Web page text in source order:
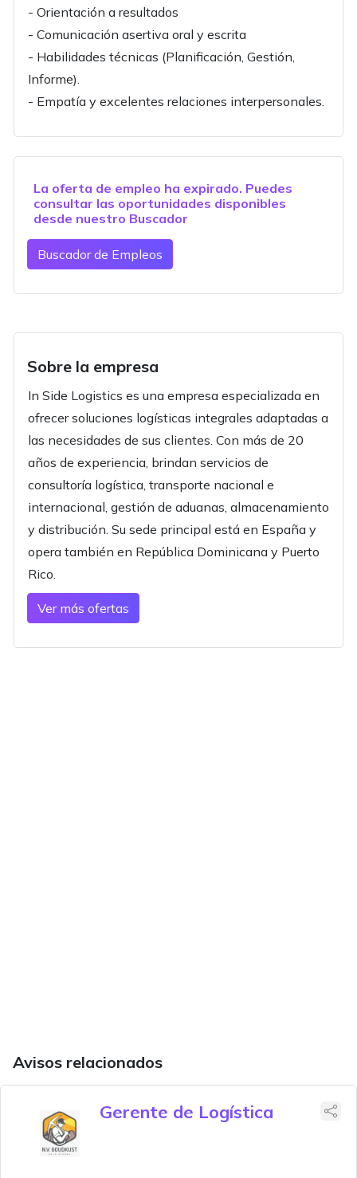
- Orientación a resultados
- Comunicación asertiva oral y escrita
- Habilidades técnicas (Planificación, Gestión,
Informe).
- Empatía y excelentes relaciones interpersonales.
La oferta de empleo ha expirado. Puedes
consultar las oportunidades disponibles
desde nuestro Buscador
Buscador de Empleos
Sobre la empresa
In Side Logistics es una empresa especializada en
ofrecer soluciones logísticas integrales adaptadas a
las necesidades de sus clientes. Con más de 20
años de experiencia, brindan servicios de
consultoría logística, transporte nacional e
internacional, gestión de aduanas, almacenamiento
y distribución. Su sede principal está en España y
opera también en República Dominicana y Puerto
Rico.
Ver más ofertas
Avisos relacionados
Gerente de Logística